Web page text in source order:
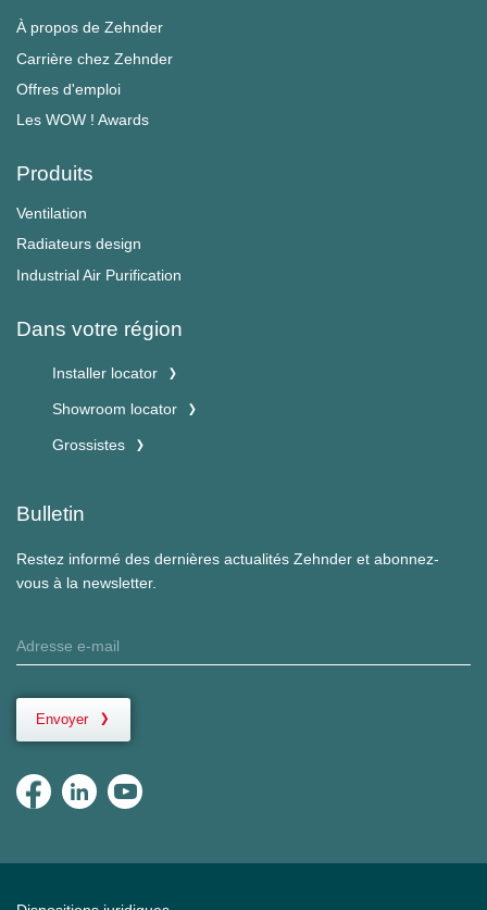
À propos de Zehnder
Carrière chez Zehnder
Offres d'emploi
Les WOW ! Awards
Produits
Ventilation
Radiateurs design
Industrial Air Purification
Dans votre région
Installer locator
Showroom locator
Grossistes
Bulletin
Restez informé des dernières actualités Zehnder et abonnez-
vous à la newsletter.
Envoyer